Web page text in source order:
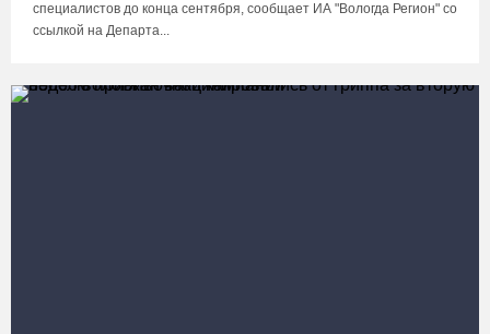
специалистов до конца сентября, сообщает ИА "Вологда Регион" со
ссылкой на Департа...